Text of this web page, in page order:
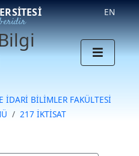
EN
İDARİ BİLİMLER FAKÜLTESİ
217 İKTİSAT